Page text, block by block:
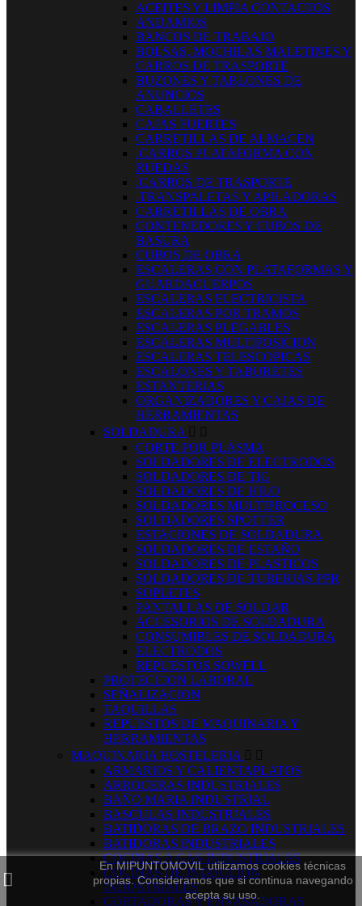
En MIPUNTOMOVIL utilizamos cookies técnicas
propias. Consideramos que si continua navegando
acepta su uso.
ACEITES Y LIMPIA CONTACTOS
ANDAMIOS
BANCOS DE TRABAJO
BOLSAS, MOCHILAS MALETINES Y
CARROS DE TRASPORTE
BUZONES Y TABLONES DE
ANUNCIOS
CABALLETES
CAJAS FUERTES
CARRETILLAS DE ALMACEN
.CARROS PLATAFORMA CON
RUEDAS
.CARROS DE TRASPORTE
.TRANSPALETAS Y APILADORAS
CARRETILLAS DE OBRA
CONTENEDORES Y CUBOS DE
BASURA
CUBOS DE OBRA
ESCALERAS CON PLATAFORMAS Y
GUARDACUERPOS
ESCALERAS ELECTRICISTA
ESCALERAS POR TRAMOS
ESCALERAS PLEGABLES
ESCALERAS MULTIPOSICION
ESCALERAS TELESCOPICAS
ESCALONES Y TABURETES
ESTANTERIAS
ORGANIZADORES Y CAJAS DE
HERRAMIENTAS
SOLDADURA  
CORTE POR PLASMA
SOLDADORES DE ELECTRODOS
SOLDADORES DE TIG
SOLDADORES DE HILO
SOLDADORES MULTIPROCESO
SOLDADORES SPOTTER
ESTACIONES DE SOLDADURA
SOLDADORES DE ESTAÑO
SOLDADORES DE PLASTICOS
SOLDADORES DE TUBERIAS PPR
SOPLETES
PANTALLAS DE SOLDAR
ACCESORIOS DE SOLDADURA
CONSUMIBLES DE SOLDADURA
ELECTRODOS
REPUESTOS SOWELL
PROTECCION LABORAL
SEÑALIZACION
TAQUILLAS
REPUESTOS DE MAQUINARIA Y
HERRAMIENTAS
MAQUINARIA HOSTELERIA  
ARMARIOS Y CALIENTAPLATOS
ARROCERAS INDUSTRIALES
BAÑO MARIA INDUSTRIAL
BASCULAS INDUSTRIALES
BATIDORAS DE BRAZO INDUSTRIALES
BATIDORAS INDUSTRIALES
COCINAS A GAS INDUSTRIALES
COCINAS DE INDUCCION
INDUSTRIALES
CORTADORAS Y ENVASADORAS